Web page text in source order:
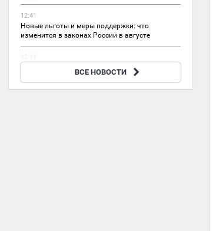
12:41
Новые льготы и меры поддержки: что
изменится в законах России в августе
Российские школьники рассказали, как
победили в Олимпиаде по ИИ
ВСЕ НОВОСТИ